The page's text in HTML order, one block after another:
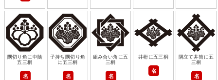
隅切り角に中陰
五三桐
名
子持ち隅切り角
に五三桐
名
組み合い角に五
三桐
名
井桁に五三桐
名
隅立て井筒に五
三桐
名